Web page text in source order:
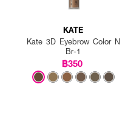
KATE
Kate 3D Eyebrow Color N
Br-1
฿350